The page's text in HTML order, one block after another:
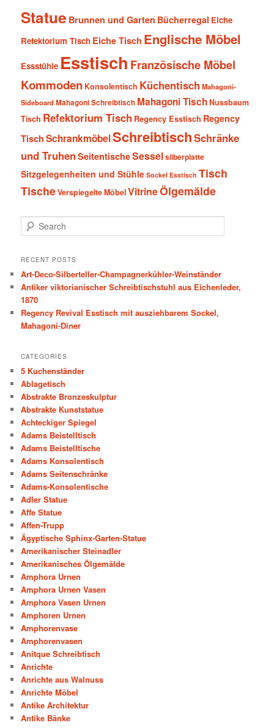
Statue Brunnen und Garten Bücherregal Eiche
Refektorium Tisch Eiche Tisch Englische Möbel
Essstühle Esstisch Französische Möbel
Kommoden Konsolentisch Küchentisch Mahagoni-
SideboardMahagoni Schreibtisch Mahagoni TischNussbaum
Tisch Refektorium Tisch Regency Esstisch Regency
Tisch SchrankmöbelSchreibtischSchränke
und TruhenSeitentischeSesselsilberplatte
Sitzgelegenheiten und Stühle Sockel Esstisch Tisch
TischeVerspiegelte MöbelVitrineÖlgemälde
e
r
h
RECENT POSTS
Art-Deco-Silberteller-Champagnerkühler-Weinständer
Antiker viktorianischer Schreibtischstuhl aus Eichenleder,
1870
Regency Revival Esstisch mit ausziehbarem Sockel,
Mahagoni-Diner
CATEGORIES
5 Kuchenständer
Ablagetisch
Abstrakte Bronzeskulptur
Abstrakte Kunststatue
Achteckiger Spiegel
Adams Beistelltisch
Adams Beistelltische
Adams Konsolentisch
Adams Seitenschränke
Adams-Konsolentische
Adler Statue
Affe Statue
Affen-Trupp
Ägyptische Sphinx-Garten-Statue
Amerikanischer Steinadler
Amerikanisches Ölgemälde
Amphora Urnen
Amphora Urnen Vasen
Amphora Vasen Urnen
Amphoren Urnen
Amphorenvase
Amphorenvasen
Anitque Schreibtisch
Anrichte
Anrichte aus Walnuss
Anrichte Möbel
Antike Architektur
Antike Bänke